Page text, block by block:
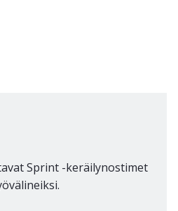
Sprint -keräilynostimet